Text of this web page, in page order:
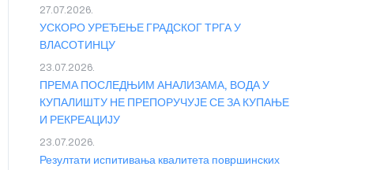
УСКОРО УРЕЂЕЊЕ ГРАДСКОГ ТРГА У
ВЛАСОТИНЦУ
27.07.2026.
ПРЕМА ПОСЛЕДЊИМ АНАЛИЗАМА, ВОДА У
КУПАЛИШТУ НЕ ПРЕПОРУЧУЈЕ СЕ ЗА КУПАЊЕ
И РЕКРЕАЦИЈУ
23.07.2026.
Резултати испитивања квалитета површинских
23.07.2026.